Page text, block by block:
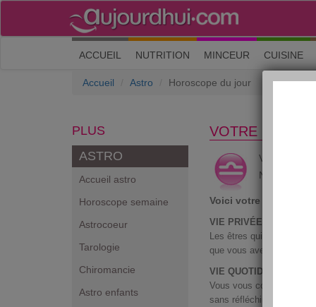
ACCUEIL (current)
NUTRITION MINCEUR CUISINE
Accueil Astro Horoscope du jour
PLUS
ASTRO
Accueil astro
Horoscope semaine
Astrocoeur
Tarologie
Chiromancie
Astro enfants
VOTRE
Vous êtes
Né entre le
Voici votre horoscope
VIE PRIVÉE :
Les êtres qui vous
que vous avez beaucoup
VIE QUOTIDIENNE :
Vous vous conduisez
sans réfléchir et les